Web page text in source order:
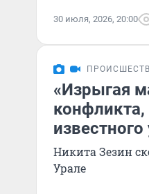
30 июля, 2026, 20:00
«Изрыгая
Никита Зезин
Урале